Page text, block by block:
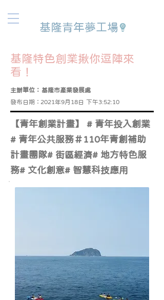
基隆青年夢工場
基隆特色創業揪你逗陣來
看！
主辦單位：
發布日期：
基隆市產業發展處
2021年9月18日 下午3:52:10
【青年創業計畫】 # 青年投入創業
# 青年公共服務＃110年青創補助
計畫團隊# 街區經濟# 地方特色服
務# 文化創意# 智慧科技應用